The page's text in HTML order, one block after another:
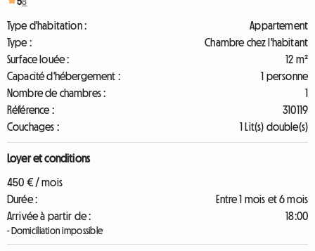
Type d'habitation :
Appartement
Type :
Chambre chez l'habitant
Surface louée :
12 m²
Capacité d'hébergement :
1 personne
Nombre de chambres :
1
Référence :
310119
Couchages :
1 Lit(s) double(s)
Loyer et conditions
450 € / mois
Durée :
Entre 1 mois et 6 mois
Arrivée à partir de :
18:00
- Domiciliation impossible